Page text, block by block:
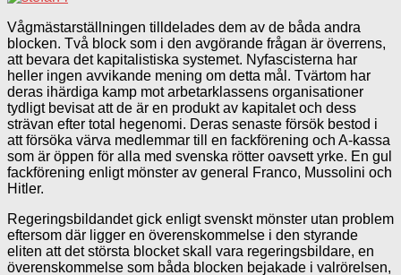
Vågmästarställningen tilldelades dem av de båda andra
blocken. Två block som i den avgörande frågan är överrens,
att bevara det kapitalistiska systemet. Nyfascisterna har
heller ingen avvikande mening om detta mål. Tvärtom har
deras ihärdiga kamp mot arbetarklassens organisationer
tydligt bevisat att de är en produkt av kapitalet och dess
strävan efter total hegenomi. Deras senaste försök bestod i
att försöka värva medlemmar till en fackförening och A-kassa
som är öppen för alla med svenska rötter oavsett yrke. En gul
fackförening enligt mönster av general Franco, Mussolini och
Hitler.
Regeringsbildandet gick enligt svenskt mönster utan problem
eftersom där ligger en överenskommelse i den styrande
eliten att det största blocket skall vara regeringsbildare, en
överenskommelse som båda blocken bejakade i valrörelsen,